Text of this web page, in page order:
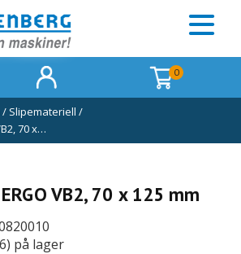
0
/ Slipemateriell /
70 x…
VB2, 70 x 125 mm
på lager